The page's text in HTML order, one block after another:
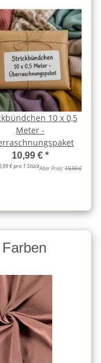
10 x 0,5
Meter -
10,99 € *
€ pro 1 StückAlter Preis:19,99 €